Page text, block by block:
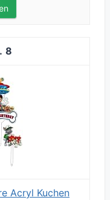
8
Acryl Kuchen